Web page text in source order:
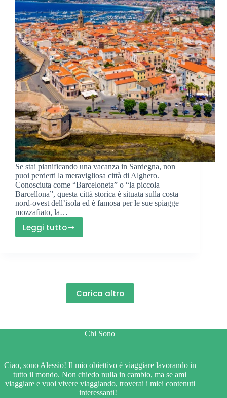
Se stai pianificando una vacanza in Sardegna, non
puoi perderti la meravigliosa città di Alghero.
Conosciuta come “Barceloneta” o “la piccola
Barcellona”, questa città storica è situata sulla costa
nord-ovest dell’isola ed è famosa per le sue spiagge
mozzafiato, la…
Leggi tutto
Dove
Soluzione
Carica altro
Chi Sono
Ciao, sono Alessio! Il mio obiettivo è viaggiare lavorando in
tutto il mondo. Non chiedo nulla in cambio, ma se ami
viaggiare e vuoi vivere viaggiando, troverai i miei contenuti
interessanti!